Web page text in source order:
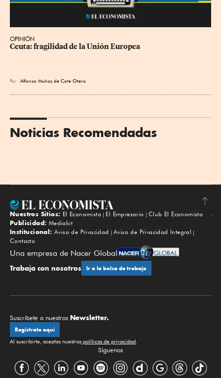
OPINIÓN
Ceuta: fragilidad de la Unión Europea
Por Alfonso Muñoz de Cote Otero
Noticias Recomendadas
Subir
Nuestros Sitios: El Economista El Empresario
Club El Economista
Publicidad: Mediakit
Institucional: Aviso de Privacidad
Aviso de Privacidad Integral
Contacto
Una empresa de Nacer Global
Trabaja con nosotros Ir a la bolsa de trabajo
Suscríbete a nuestros Newsletter.
Regístrate aquí
Al suscribirte, aceptas nuestras políticas de privacidad.
Síguenos